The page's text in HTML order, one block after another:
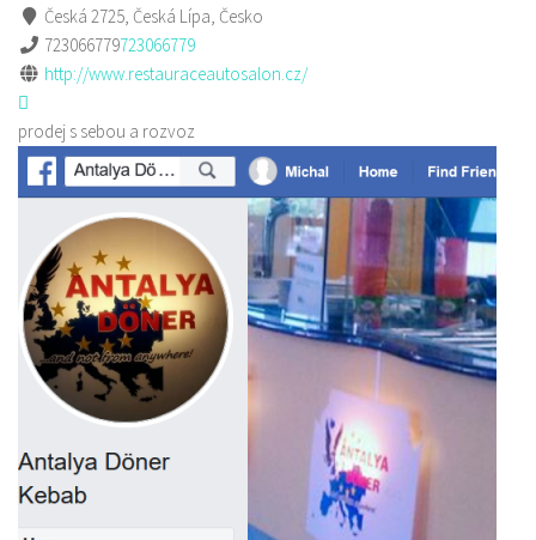
Česká 2725, Česká Lípa, Česko
723066779723066779
http://www.restauraceautosalon.cz/
prodej s sebou a rozvoz